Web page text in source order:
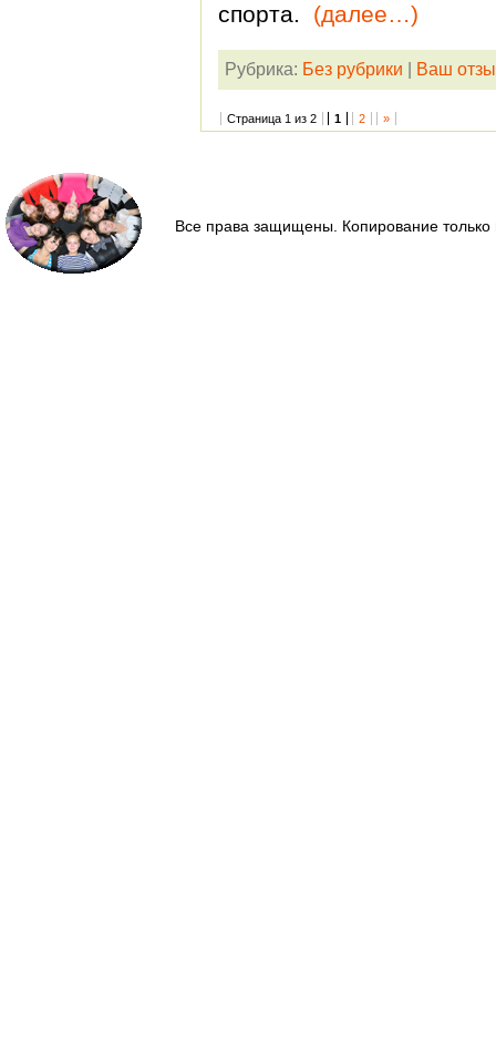
спорта. (далее…)
Рубрика: Без рубрики Ваш
Страница 1 из 2 1 2 »
Все права защищены. Копирование только